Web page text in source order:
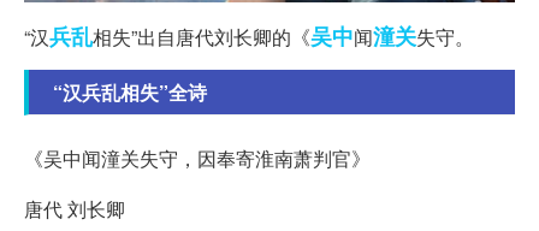
“汉兵乱相失”出自唐代刘长卿的《吴中闻潼关失守。
“汉兵乱相失”全诗
《吴中闻潼关失守，因奉寄淮南萧判官》
唐代 刘长卿